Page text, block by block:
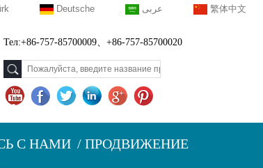
Deutsche عربى 繁体中文
Тел:+86-757-85700009、+86-757-85700020
С НАМИ ПРОДВИЖЕНИЕ